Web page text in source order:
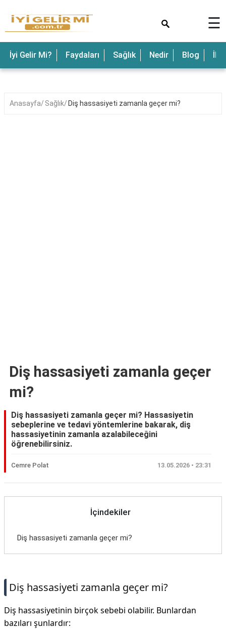
☰
İyi Gelir Mi? Faydaları Sağlık Nedir Blog
Anasayfa Sağlık Diş hassasiyeti zamanla geçer mi?
Diş hassasiyeti zamanla geçer
mi?
Diş hassasiyeti zamanla geçer mi? Hassasiyetin
sebeplerine ve tedavi yöntemlerine bakarak, diş
hassasiyetinin zamanla azalabileceğini
öğrenebilirsiniz.
Cemre Polat 13.05.2026 • 23:31
İçindekiler
Diş hassasiyeti zamanla geçer mi?
Diş hassasiyeti zamanla geçer mi?
Diş hassasiyetinin birçok sebebi olabilir. Bunlardan
bazıları şunlardır: